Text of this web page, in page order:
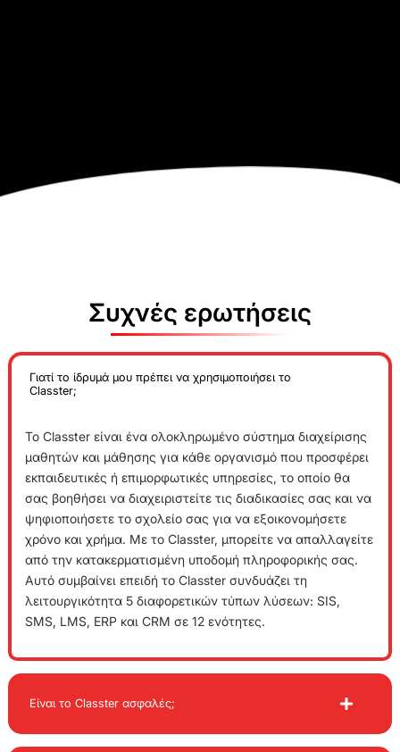
Συχνές ερωτήσεις
Γιατί το ίδρυμά μου πρέπει να χρησιμοποιήσει το
Classter;
Το Classter είναι ένα ολοκληρωμένο σύστημα διαχείρισης
μαθητών και μάθησης για κάθε οργανισμό που προσφέρει
εκπαιδευτικές ή επιμορφωτικές υπηρεσίες, το οποίο θα
σας βοηθήσει να διαχειριστείτε τις διαδικασίες σας και να
ψηφιοποιήσετε το σχολείο σας για να εξοικονομήσετε
χρόνο και χρήμα. Με το Classter, μπορείτε να απαλλαγείτε
από την κατακερματισμένη υποδομή πληροφορικής σας.
Αυτό συμβαίνει επειδή το Classter συνδυάζει τη
λειτουργικότητα 5 διαφορετικών τύπων λύσεων: SIS,
SMS, LMS, ERP και CRM σε 12 ενότητες.
Είναι το Classter ασφαλές;